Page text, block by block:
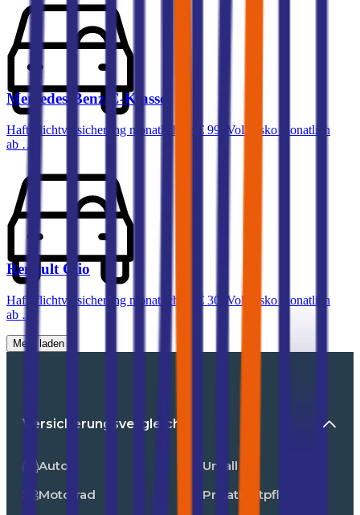
Mercedes-Benz C-Klasse
Haftpflichtversicherung monatlich ab € 99
Vollkasko monatlich
ab …
Renault Clio
Haftpflichtversicherung monatlich ab € 30
Vollkasko monatlich
ab …
Mehr laden
Versicherungsvergleiche
Auto
Motorrad
Unfall
Privathaftpflicht